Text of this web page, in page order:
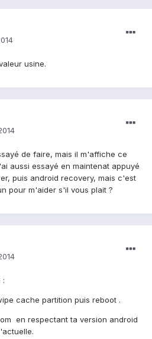
usine.
de faire, mais il m'affiche ce
aussi essayé en maintenat appuyé
puis android recovery, mais c'est
pour m'aider s'il vous plait ?
:
cache partition puis reboot .
en respectant ta version android